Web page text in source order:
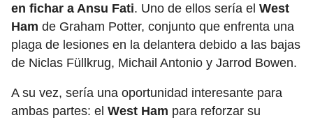
en fichar a Ansu Fati. Uno de ellos sería el West
Ham de Graham Potter, conjunto que enfrenta una
plaga de lesiones en la delantera debido a las bajas
de Niclas Füllkrug, Michail Antonio y Jarrod Bowen.
A su vez, sería una oportunidad interesante para
ambas partes: el West Ham para reforzar su